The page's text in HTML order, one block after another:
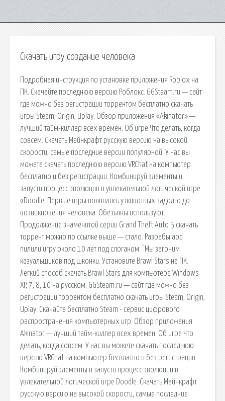
Скачать игру создание человека
Подробная инструкция по установке приложения Roblox на
ПК. Скачайте последнюю версию Роблокс. GGSteam.ru — сайт
где можно без регистрации торрентом бесплатно скачать
игры Steam, Origin, Uplay. Обзор приложения «Akinator» —
лучший тайм-киллер всех времен. Об игре Что делать, когда
совсем. Скачать Майнкрафт русскую версию на высокой
скорости, самые последние версии популярной. У нас вы
можете скачать последнюю версию VRChat на компьютер
бесплатно и без регистрации. Комбинируй элементы и
запусти процесс эволюции в увлекательной логической игре
«Doodle. Первые игры появились у животных задолго до
возникновения человека. Обезьяны используют.
Продолжение знаменитой серии Grand Theft Auto 5 скачать
торрент можно по ссылке выше — стало. Разрабы aоd
пилили игру около 10 лет под слоганом: "Мы загоним
казуальшиков под шконки. Установите Brawl Stars на ПК.
Лёгкий способ скачать Brawl Stars для компьютера Windows
XP, 7, 8, 10 на русском. GGSteam.ru — сайт где можно без
регистрации торрентом бесплатно скачать игры Steam, Origin,
Uplay. Скачайте бесплатно Steam - сервис цифрового
распространения компьютерных игр. Обзор приложения
Akinator — лучший тайм-киллер всех времен. Об игре Что
делать, когда совсем. У нас вы можете скачать последнюю
версию VRChat на компьютер бесплатно и без регистрации.
Комбинируй элементы и запусти процесс эволюции в
увлекательной логической игре Doodle. Скачать Майнкрафт
русскую версию на высокой скорости, самые последние